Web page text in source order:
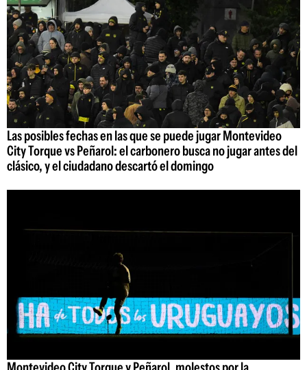
Las posibles fechas en las que se puede jugar Montevideo
City Torque vs Peñarol: el carbonero busca no jugar antes del
clásico, y el ciudadano descartó el domingo